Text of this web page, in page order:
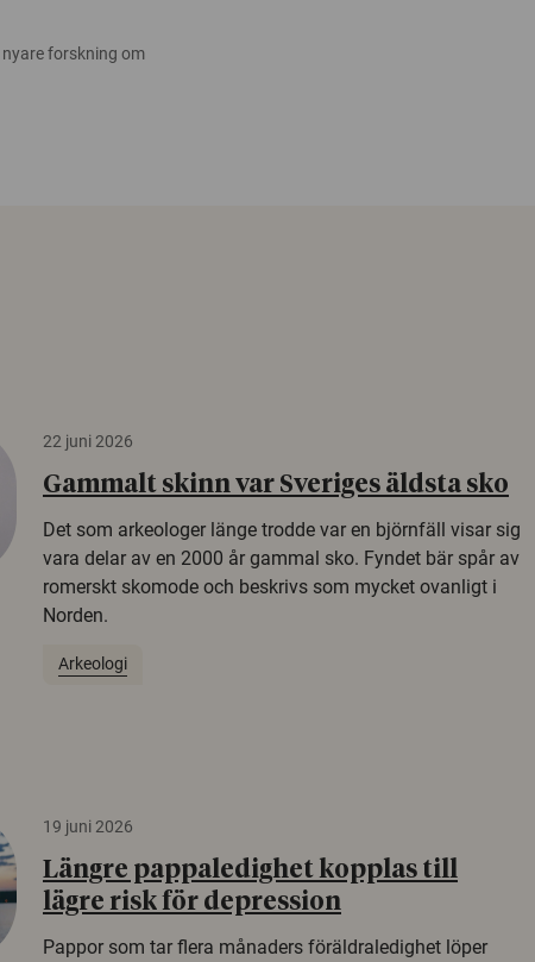
forskning om
22 juni 2026
Gammalt skinn var Sveriges äldsta sko
Det som arkeologer länge trodde var en björnfäll visar sig
vara delar av en 2000 år gammal sko. Fyndet bär spår av
romerskt skomode och beskrivs som mycket ovanligt i
Norden.
Arkeologi
19 juni 2026
Längre pappaledighet kopplas till
lägre risk för depression
Pappor som tar flera månaders föräldraledighet löper